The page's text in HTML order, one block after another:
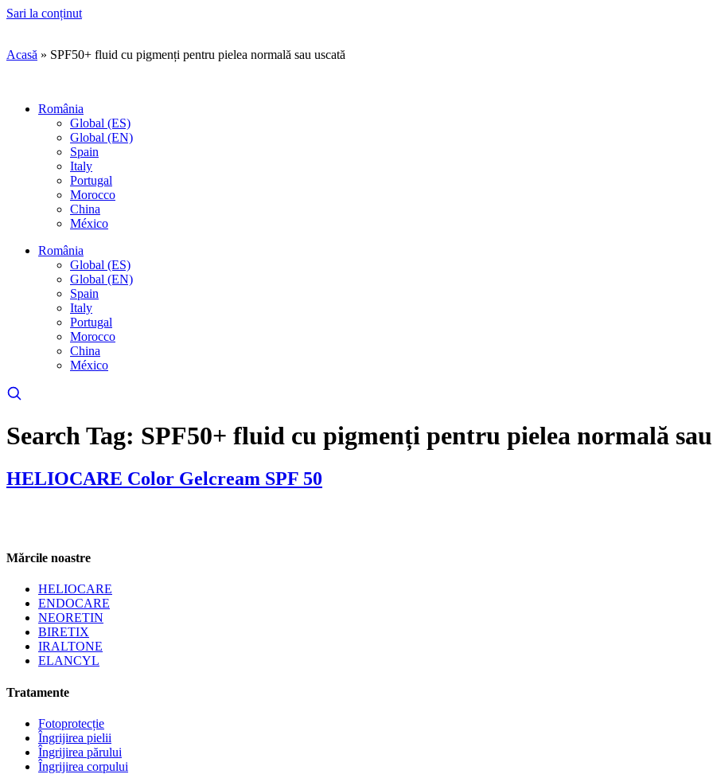
Sari la conținut
Acasă » SPF50+ fluid cu pigmenți pentru pielea normală sau uscată
România
Global (ES)(se deschide într-o filă nouă, link extern)
Global (EN)(se deschide într-o filă nouă, link extern)
Spain
Italy(se deschide într-o filă nouă, link extern)
Portugal
Morocco(se deschide într-o filă nouă, link extern)
China
México(se deschide într-o filă nouă, link extern)
România
Global (ES)(se deschide într-o filă nouă, link extern)
Global (EN)(se deschide într-o filă nouă, link extern)
Spain
Italy(se deschide într-o filă nouă, link extern)
Portugal
Morocco(se deschide într-o filă nouă, link extern)
China
México(se deschide într-o filă nouă, link extern)
Search Tag: SPF50+ fluid cu pigmenți pentru pielea normală
HELIOCARE Color Gelcream SPF 50
Mărcile noastre
HELIOCARE
ENDOCARE
NEORETIN
BIRETIX
IRALTONE
ELANCYL
Tratamente
Fotoprotecție
Îngrijirea pielii
Îngrijirea părului
Îngrijirea corpului